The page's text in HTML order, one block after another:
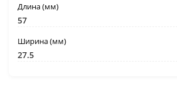
Длина (мм)
57
Ширина (мм)
27.5